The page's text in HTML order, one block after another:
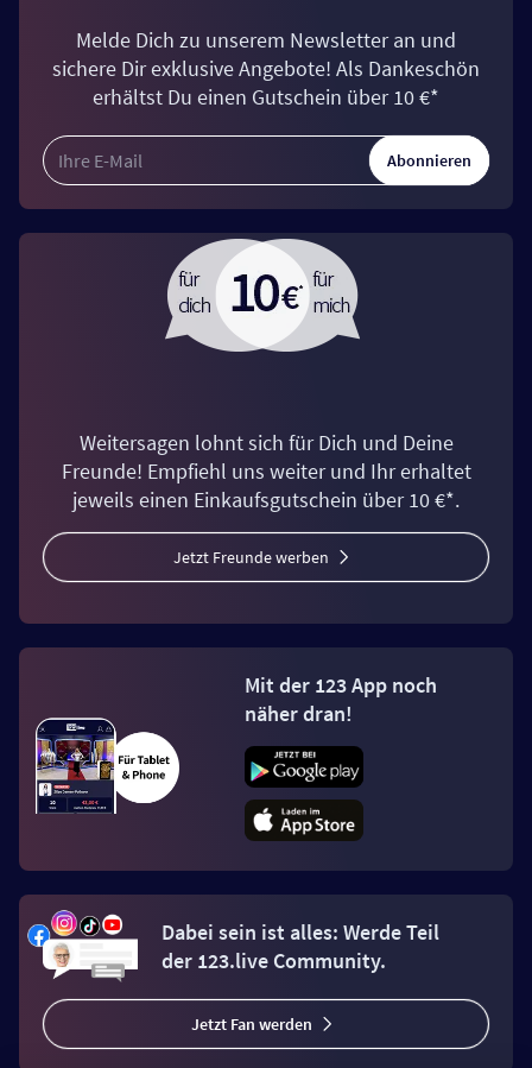
Melde Dich zu unserem Newsletter an und
sichere Dir exklusive Angebote! Als Dankeschön
erhältst Du einen Gutschein über 10 €*
Abonnieren
Weitersagen lohnt sich für Dich und Deine
Freunde! Empfiehl uns weiter und Ihr erhaltet
jeweils einen Einkaufsgutschein über 10 €*.
Jetzt Freunde werben
Mit der 123 App noch
näher dran!
Dabei sein ist alles: Werde Teil
der 123.live Community.
Jetzt Fan werden